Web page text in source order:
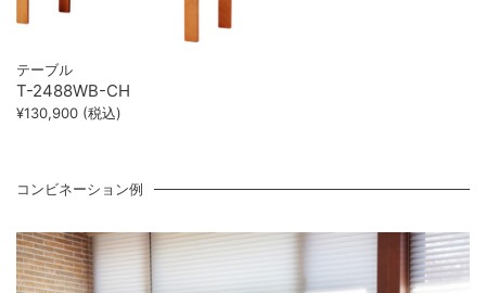
テーブル
T-2488WB-CH
¥130,900 (税込)
コンビネーション例